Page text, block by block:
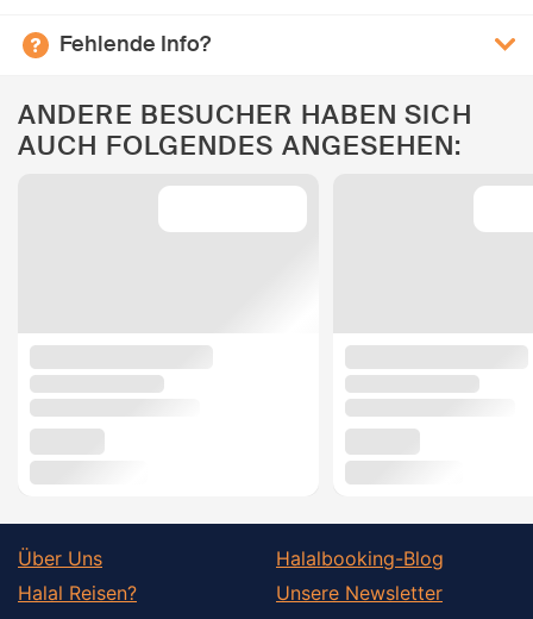
Fehlende Info?
ANDERE BESUCHER HABEN SICH
AUCH FOLGENDES ANGESEHEN:
Über Uns
Halal Reisen?
Halalbooking-Blog
Unsere Newsletter